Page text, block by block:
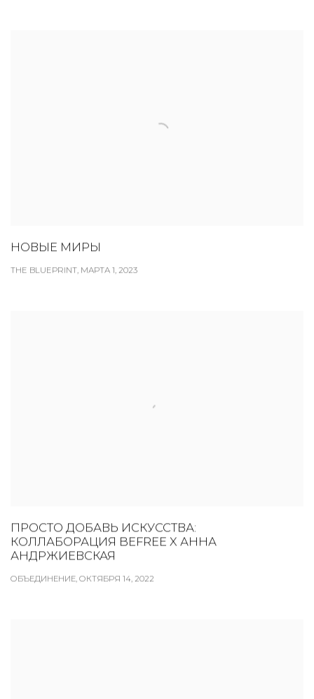
НОВЫЕ МИРЫ
THE BLUEPRINT, МАРТА 1, 2023
ПРОСТО ДОБАВЬ ИСКУССТВА:
КОЛЛАБОРАЦИЯ BEFREE X АННА
АНДРЖИЕВСКАЯ
ОБЪЕДИНЕНИЕ, ОКТЯБРЯ 14, 2022